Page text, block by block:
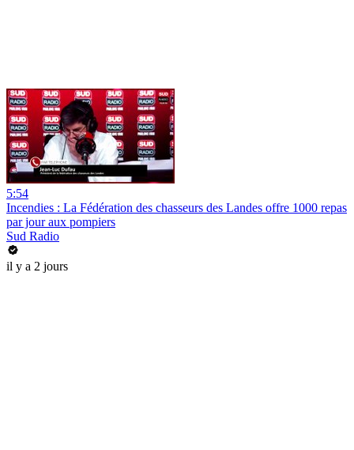
5:54
Incendies : La Fédération des chasseurs des Landes offre 1000 repas
par jour aux pompiers
Sud Radio
il y a 2 jours